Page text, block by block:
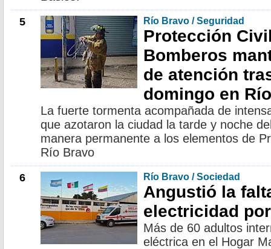
5 Río Bravo / Seguridad
Protección
Bomberos
de atención
domingo en
La fuerte tormenta acompañada de
que azotaron la ciudad la tarde y noche
manera permanente a los elementos de
Río Bravo
6 Río Bravo / Sociedad
Angustió la
electricidad
Más de 60 adultos
eléctrica en el Hogar